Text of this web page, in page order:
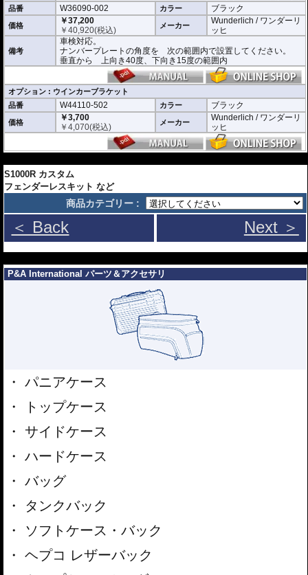
品番 W36090-002 カラー ブラック
価格
￥37,200
￥40,920(税込) メーカー
Wunderlich / ワンダーリ
ッヒ
備考
車検対応。
ナンバープレートの角度を 次の範囲内で設置してください。
垂直から 上向き40度、下向き15度の範囲内
オプション : ウインカーブラケット
品番
W44110-502 カラー ブラック
価格
￥3,700
￥4,070(税込) メーカー
Wunderlich / ワンダーリ
ッヒ
S1000R カスタム
フェンダーレスキット など
商品カテゴリー :
＜ Back Next ＞
P&A International パーツ＆アクセサリ
パニアケース
トップケース
サイドケース
ハードケース
バッグ
タンクバック
ソフトケース・バック
ヘプコ レザーバック